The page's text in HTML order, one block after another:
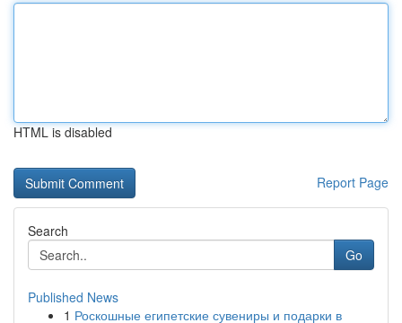
HTML is disabled
Report Page
Search
Go
Published News
1 Роскошные египетские сувениры и подарки в